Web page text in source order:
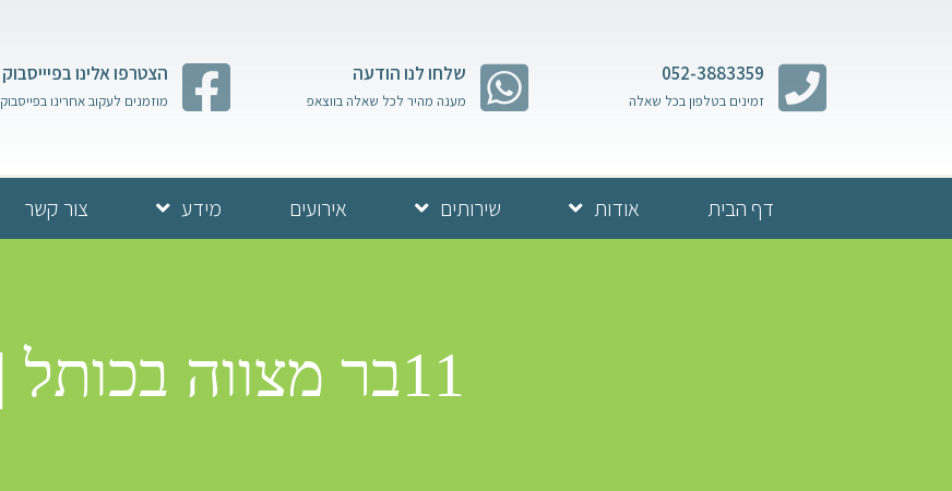
052-3883359
זמינים בטלפון בכל שאלה
שלחו לנו הודעה
מענה מהיר לכל שאלה בווצאפ
הצטרפו אלינו בפיייסבוק
מוזמנים לעקוב אחרינו בפייסבוק
דף הבית אודות שירותים אירועים מידע צור קשר
11בר מצווה בכותל | משפחת חיימוב